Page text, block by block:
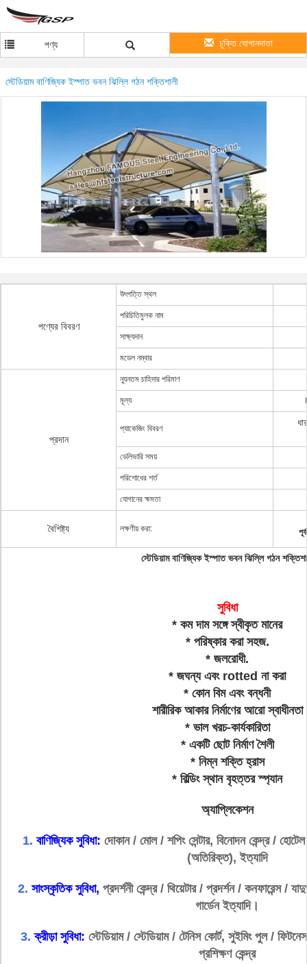
পণ্য চুক্তি যোগানদাতা
স্টেডিয়াম বাণিজ্যিক ইস্পাত ভবন ঝিল্লি গঠন শক্তিশালী
পণ্যের বিবরণ
উৎপত্তি স্থল
পরিচিতিমুলক নাম
সাক্ষ্যদান
মডেল নম্বার
প্রদান
ন্যূনতম চাহিদার পরিমাণ
মূল্য
প্যাকেজিং বিবরণ
ডেলিভারি সময়
পরিশোধের শর্ত
যোগানের ক্ষমতা
বৈশিষ্ট্য লক্ষণীয় করা:
স্টেডিয়াম বাণিজ্যিক ইস্পাত ভবন ঝিল্লি গঠন
সুবিধা
* কম দাম সঙ্গে স্বীকৃত মানের
* পরিষ্কার করা সহজ.
* জলরোধী.
* জঘন্য এবং rotted না করা
* কোন বিম এবং বন্ধনী
শারীরিক আকার নির্মাণের আরো স্বাধীনতা
* ভাল খরচ-কার্যকারিতা
* একটি ছোট নির্মাণ শৈলী
* নিম্ন শক্তি হ্রাস
* বিল্ডিং স্থান বৃহত্তর স্প্যান
অ্যাপ্লিকেশন
1. বাণিজ্যিক সুবিধা: দোকান / মোল / শপিং সেন্টার, বিনোদন কেন্দ্র / হোটেল
(অতিরিক্ত), ইত্যাদি
2. সাংস্কৃতিক সুবিধা, প্রদর্শনী কেন্দ্র / থিয়েটার / প্রদর্শন / কনফারেন্স /
গার্ডেন ইত্যাদি।
3. ক্রীড়া সুবিধা: স্টেডিয়াম / স্টেডিয়াম / টেনিস কোর্ট, সুইমিং পুল /
প্রশিক্ষণ কেন্দ্র